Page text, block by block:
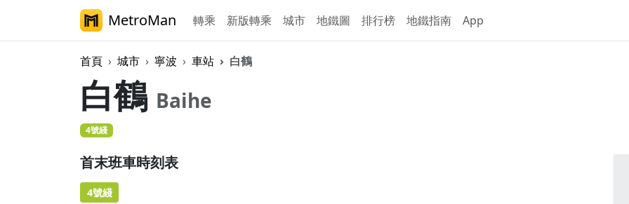
MetroMan 轉乘 新版轉乘 城市 地鐵圖 排行榜 地鐵指南 App
首頁 城市 寧波 車站 白鶴
白鶴 Baihe
4號綫
首末班車時刻表
4號綫